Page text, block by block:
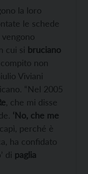
la loro
le schede
cui si bruciano
compito non
Viviani
“Nel 2005
, che mi disse
‘No, che me
capì, perché è
ha confidato
di paglia